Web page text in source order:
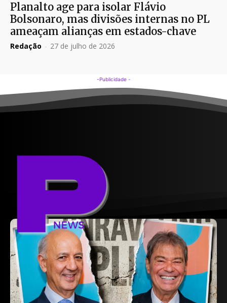
Planalto age para isolar Flávio
Bolsonaro, mas divisões internas no PL
ameaçam alianças em estados-chave
Redação - 27 de julho de 2026
-Publicidade -